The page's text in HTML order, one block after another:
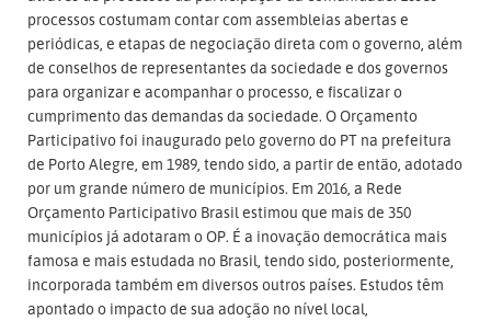
processos costumam contar com assembleias abertas e
periódicas, e etapas de negociação direta com o governo, além
de conselhos de representantes da sociedade e dos governos
para organizar e acompanhar o processo, e fiscalizar o
cumprimento das demandas da sociedade. O Orçamento
Participativo foi inaugurado pelo governo do PT na prefeitura
de Porto Alegre, em 1989, tendo sido, a partir de então, adotado
por um grande número de municípios. Em 2016, a Rede
Orçamento Participativo Brasil estimou que mais de 350
municípios já adotaram o OP. É a inovação democrática mais
famosa e mais estudada no Brasil, tendo sido, posteriormente,
incorporada também em diversos outros países. Estudos têm
apontado o impacto de sua adoção no nível local,